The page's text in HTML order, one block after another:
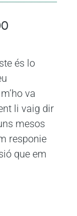
és lo
va
li vaig dir
mesos
responie
que em